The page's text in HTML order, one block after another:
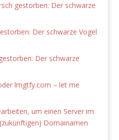
gestorben: Der schwarze
Der schwarze Vogel
Der schwarze
lmgtfy.com – let me
um einen Server im
Domainamen